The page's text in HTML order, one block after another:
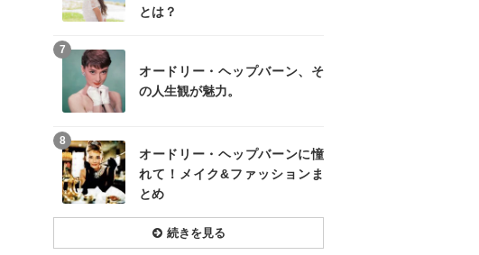
とは？
オードリー・ヘップバーン、そ
の人生観が魅力。
7
オードリー・ヘップバーンに憧
れて！メイク&ファッションま
とめ
8
続きを見る